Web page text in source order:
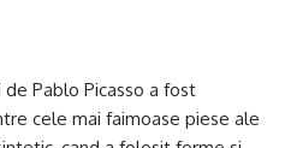
Pablo Picasso a fost
cele mai faimoase piese ale